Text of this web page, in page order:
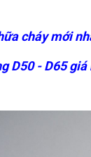
cháy mới
D50 - D65 giá